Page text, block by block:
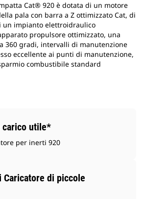
Cat® 920 è dotata di un motore
pala con barra a Z ottimizzato Cat, di
un impianto elettroidraulico
propulsore ottimizzato, una
360 gradi, intervalli di manutenzione
eccellente ai punti di manutenzione,
combustibile standard
carico utile*
per inerti 920
Caricatore di piccole